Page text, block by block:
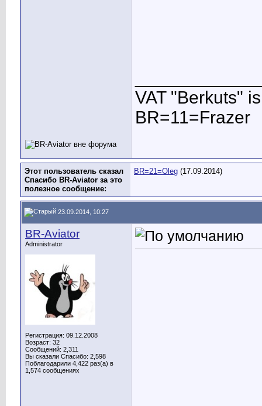
VAT "Berkuts"
BR=11=Frazer
Этот пользователь сказал
Спасибо BR-Aviator за это
полезное сообщение:
BR=21=Oleg (17.09.2014)
23.09.2014, 10:27
BR-Aviator
Administrator
Регистрация: 09.12.2008
Возраст: 32
Сообщений: 2,311
Вы сказали Спасибо: 2,598
Поблагодарили 4,422 раз(а) в
1,574 сообщениях